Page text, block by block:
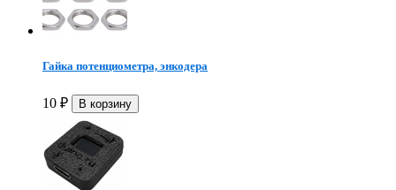
Гайка потенциометра, энкодера
10 ₽